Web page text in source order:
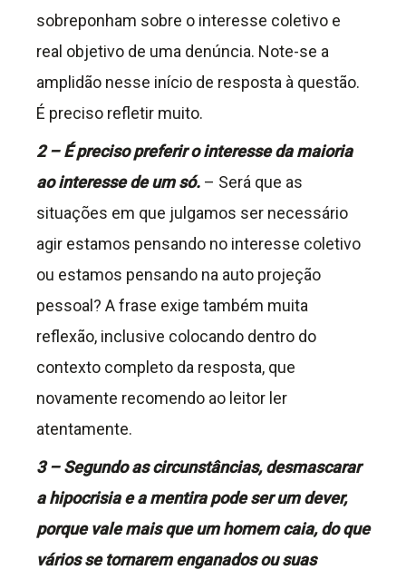
sobreponham sobre o interesse coletivo e
real objetivo de uma denúncia. Note-se a
amplidão nesse início de resposta à questão.
É preciso refletir muito.
2 – É preciso preferir o interesse da maioria
ao interesse de um só. – Será que as
situações em que julgamos ser necessário
agir estamos pensando no interesse coletivo
ou estamos pensando na auto projeção
pessoal? A frase exige também muita
reflexão, inclusive colocando dentro do
contexto completo da resposta, que
novamente recomendo ao leitor ler
atentamente.
3 – Segundo as circunstâncias, desmascarar
a hipocrisia e a mentira pode ser um dever,
porque vale mais que um homem caia, do que
vários se tornarem enganados ou suas